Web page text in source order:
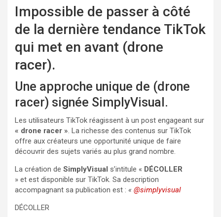
Impossible de passer à côté
de la dernière tendance TikTok
qui met en avant (drone
racer).
Une approche unique de (drone
racer) signée SimplyVisual.
Les utilisateurs TikTok réagissent à un post engageant sur
« drone racer ». La richesse des contenus sur TikTok
offre aux créateurs une opportunité unique de faire
découvrir des sujets variés au plus grand nombre.
La création de SimplyVisual s’intitule « DÉCOLLER
» et est disponible sur TikTok. Sa description
accompagnant sa publication est : « @simplyvisual
DÉCOLLER